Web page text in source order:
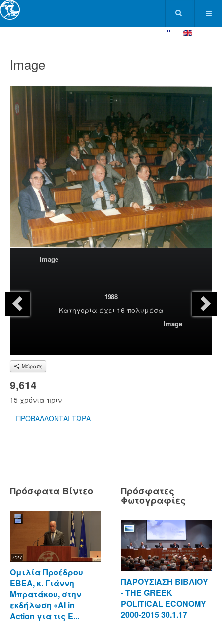
Image
Image
1988
Κατηγορία έχει 16 πολυμέσα
Image
Μοίρασε
9,614
15 χρόνια πριν
ΠΡΟΒΑΛΛΟΝΤΑΙ ΤΩΡΑ
Πρόσφατα Βίντεο
7:27
Ομιλία Προέδρου
ΕΒΕΑ, κ. Γιάννη
Μπρατάκου, στην
εκδήλωση «AI in
Action για τις Ε...
Πρόσφατες
Φωτογραφίες
ΠΑΡΟΥΣΙΑΣΗ ΒΙΒΛΙΟΥ
- ΤΗΕ GREEK
POLITICAL ECONOMY
2000-2015 30.1.17